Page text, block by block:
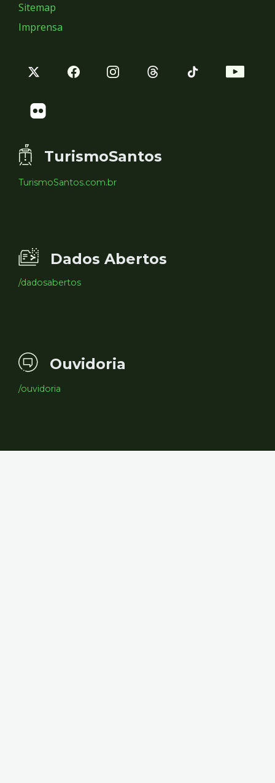
Sitemap
Imprensa
TurismoSantos
TurismoSantos.com.br
Dados Abertos
/dadosabertos
Ouvidoria
/ouvidoria